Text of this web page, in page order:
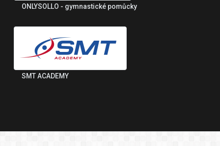
ONLYSOLLO - gymnastické pomůcky
SMT ACADEMY